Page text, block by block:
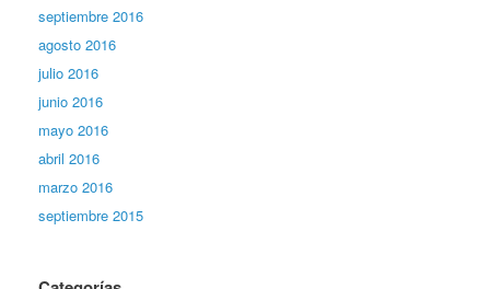
septiembre 2016
agosto 2016
julio 2016
junio 2016
mayo 2016
abril 2016
marzo 2016
septiembre 2015